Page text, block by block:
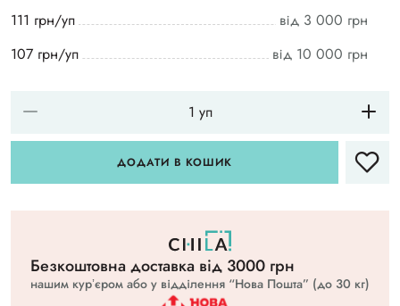
111 грн/уп
від 3 000 грн
107 грн/уп
від 10 000 грн
ДОДАТИ В КОШИК
Безкоштовна доставка вiд 3000 грн
нашим курʼєром або у відділення “Нова Пошта” (до 30 кг)